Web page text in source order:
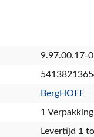
9.97.00.17-0
BergHOFF
1
Levertijd 1